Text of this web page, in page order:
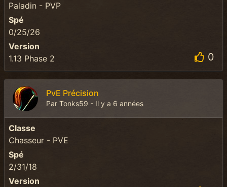
Paladin - PVP
Spé
0/25/26
Version
1.13 Phase 2
0
PvE Précision
Par Tonks59 - Il y a 6 années
Classe
Chasseur - PVE
Spé
2/31/18
Version